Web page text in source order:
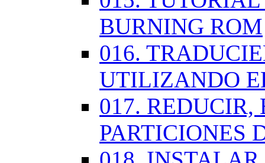
BURNING ROM
016.
UTILIZANDO
017. REDUCIR,
PARTICIONES